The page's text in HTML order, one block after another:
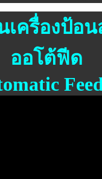
เครื่องป้อน
ออโต้ฟีด